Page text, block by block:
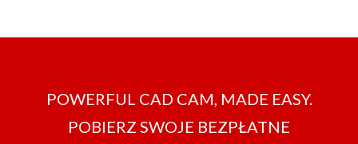
POWERFUL CAD CAM, MADE EASY.
POBIERZ SWOJE BEZPŁATNE